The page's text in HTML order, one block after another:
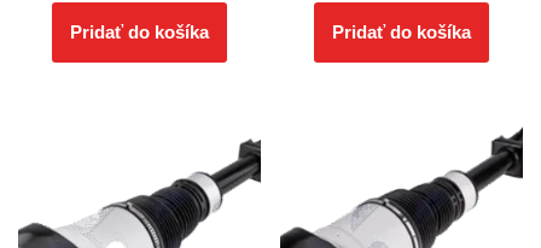
Pridať do košíka Pridať do košíka